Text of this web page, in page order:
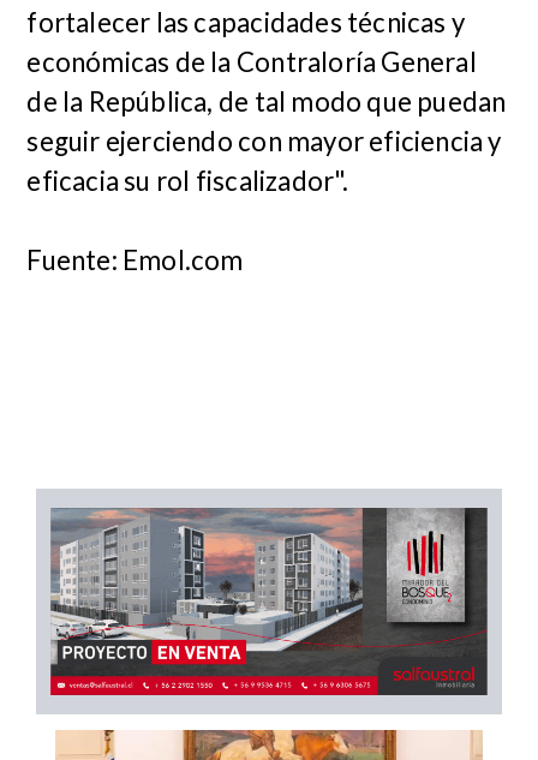
fortalecer las capacidades técnicas y
económicas de la Contraloría General
de la República, de tal modo que puedan
seguir ejerciendo con mayor eficiencia y
eficacia su rol fiscalizador".
Fuente: Emol.com